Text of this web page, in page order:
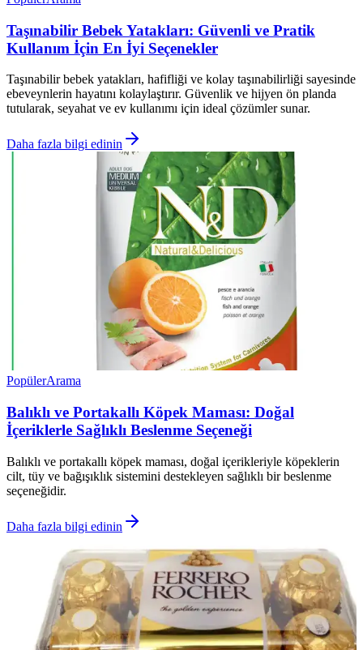
Taşınabilir Bebek Yatakları: Güvenli ve Pratik
Kullanım İçin En İyi Seçenekler
Taşınabilir bebek yatakları, hafifliği ve kolay taşınabilirliği sayesinde
ebeveynlerin hayatını kolaylaştırır. Güvenlik ve hijyen ön planda
tutularak, seyahat ve ev kullanımı için ideal çözümler sunar.
Daha fazla bilgi edinin
PopülerArama
Balıklı ve Portakallı Köpek Maması: Doğal
İçeriklerle Sağlıklı Beslenme Seçeneği
Balıklı ve portakallı köpek maması, doğal içerikleriyle köpeklerin
cilt, tüy ve bağışıklık sistemini destekleyen sağlıklı bir beslenme
seçeneğidir.
Daha fazla bilgi edinin